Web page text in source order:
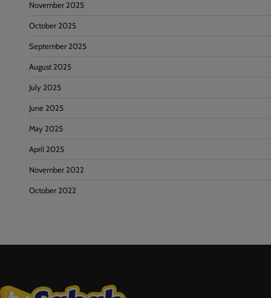
November 2025
October 2025
September 2025
August 2025
July 2025
June 2025
May 2025
April 2025
November 2022
October 2022